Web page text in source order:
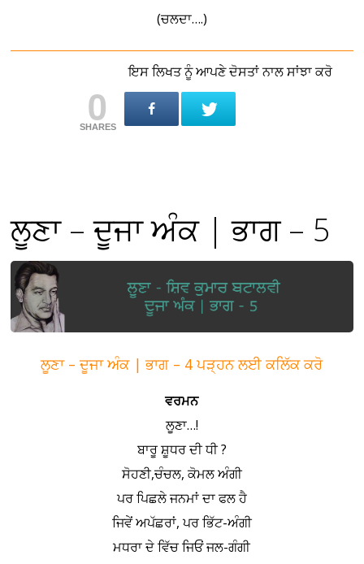
(ਚਲਦਾ….)
ਇਸ ਲਿਖਤ ਨੂੰ ਆਪਣੇ ਦੋਸਤਾਂ ਨਾਲ ਸਾਂਝਾ ਕਰੋ
0
SHARES
ਲੂਣਾ – ਦੂਜਾ ਅੰਕ | ਭਾਗ – 5
ਲੂਣਾ – ਦੂਜਾ ਅੰਕ | ਭਾਗ – 4 ਪੜ੍ਹਨ ਲਈ ਕਲਿੱਕ ਕਰੋ
ਵਰਮਨ
ਲੂਣਾ…!
ਬਾਰੂ ਸ਼ੂਧਰ ਦੀ ਧੀ ?
ਸੋਹਣੀ,ਚੰਚਲ, ਕੋਮਲ ਅੰਗੀ
ਪਰ ਪਿਛਲੇ ਜਨਮਾਂ ਦਾ ਫਲ ਹੈ
ਜਿਵੇਂ ਅਪੱਛਰਾਂ, ਪਰ ਭਿੱਟ-ਅੰਗੀ
ਮਧਰਾ ਦੇ ਵਿੱਚ ਜਿਓਂ ਜਲ-ਗੰਗੀ